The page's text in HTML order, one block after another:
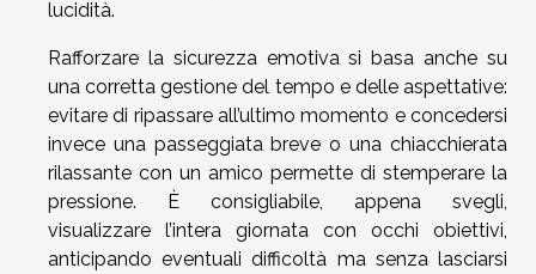
lucidità.
Rafforzare la sicurezza emotiva si basa anche su
una corretta gestione del tempo e delle aspettative:
evitare di ripassare all’ultimo momento e concedersi
invece una passeggiata breve o una chiacchierata
rilassante con un amico permette di stemperare la
pressione. È consigliabile, appena svegli,
visualizzare l’intera giornata con occhi obiettivi,
anticipando eventuali difficoltà ma senza lasciarsi